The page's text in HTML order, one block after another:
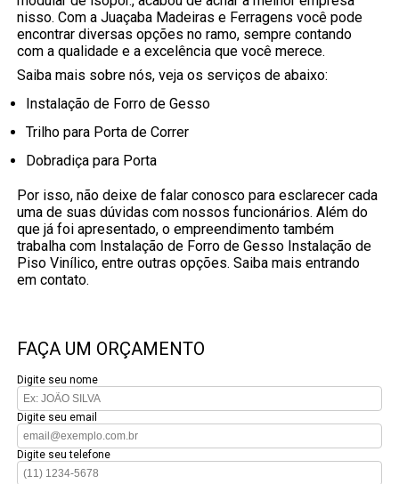
nisso. Com a Juaçaba Madeiras e Ferragens você pode
encontrar diversas opções no ramo, sempre contando
com a qualidade e a excelência que você merece.
Saiba mais sobre nós, veja os serviços de abaixo:
Instalação de Forro de Gesso
Trilho para Porta de Correr
Dobradiça para Porta
Por isso, não deixe de falar conosco para esclarecer cada
uma de suas dúvidas com nossos funcionários. Além do
que já foi apresentado, o empreendimento também
trabalha com Instalação de Forro de Gesso Instalação de
Piso Vinílico, entre outras opções. Saiba mais entrando
em contato.
FAÇA UM ORÇAMENTO
Digite seu nome
Digite seu email
Digite seu telefone